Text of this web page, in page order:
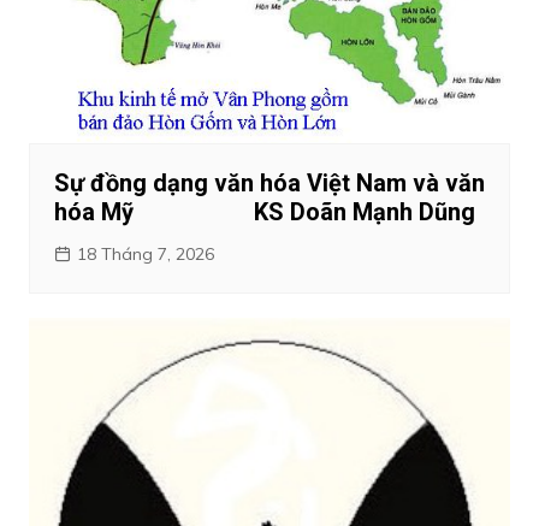
Sự đồng dạng văn hóa Việt Nam và văn
hóa Mỹ KS Doãn Mạnh Dũng
18 Tháng 7, 2026